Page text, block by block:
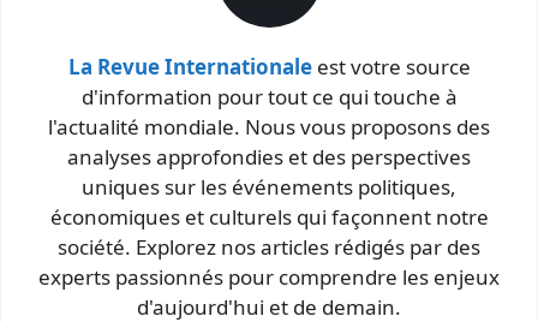
La Revue Internationaleest votre source
d'information pour tout ce qui touche à
l'actualité mondiale. Nous vous proposons des
analyses approfondies et des perspectives
uniques sur les événements politiques,
économiques et culturels qui façonnent notre
société. Explorez nos articles rédigés par des
experts passionnés pour comprendre les enjeux
d'aujourd'hui et de demain.